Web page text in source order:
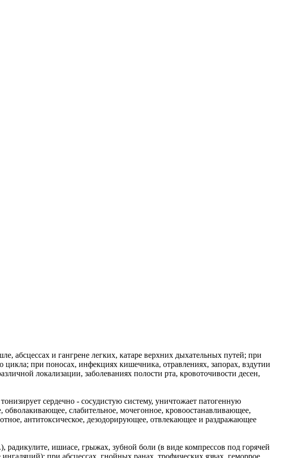
абсцессах и гангрене легких, катаре верхних дыхательных путей; при
при поносах, инфекциях кишечника, отравлениях, запорах, вздутии
локализации, заболеваниях полости рта, кровоточивости десен,
сердечно - сосудистую систему, уничтожает патогенную
слабительное, мочегонное, кровоостанавливающее,
антитоксическое, дезодорирующее, отвлекающее и раздражающее
ишиасе, грыжах, зубной боли (в виде компрессов под горячей